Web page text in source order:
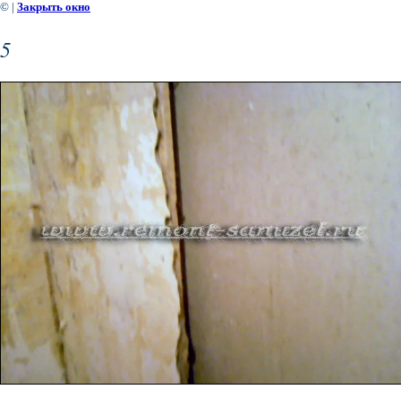
© | Закрыть окно
5